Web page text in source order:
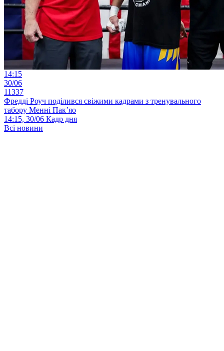
14:15
30/06
11337
Фредді Роуч поділився свіжими кадрами з тренувального
табору Менні Пак’яо
14:15, 30/06 Кадр дня
Всі новини